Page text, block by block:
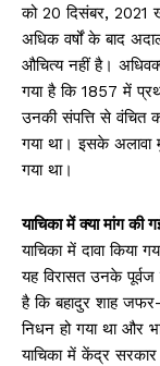
को 20 दिसंबर, 2021
अधिक वर्षों के बाद
औचित्य नहीं है।
गया है कि 1857 में
उनकी संपत्ति से वंचित
गया था। इसके अलावा
गया था।
याचिका में क्या मांग की
याचिका में दावा किया
यह विरासत उनके पूर्वज
है कि बहादुर शाह
निधन हो गया था और
याचिका में केंद्र